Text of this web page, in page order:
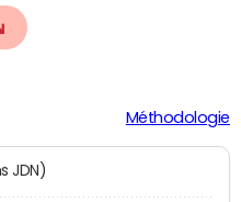
Méthodologie
JDN)